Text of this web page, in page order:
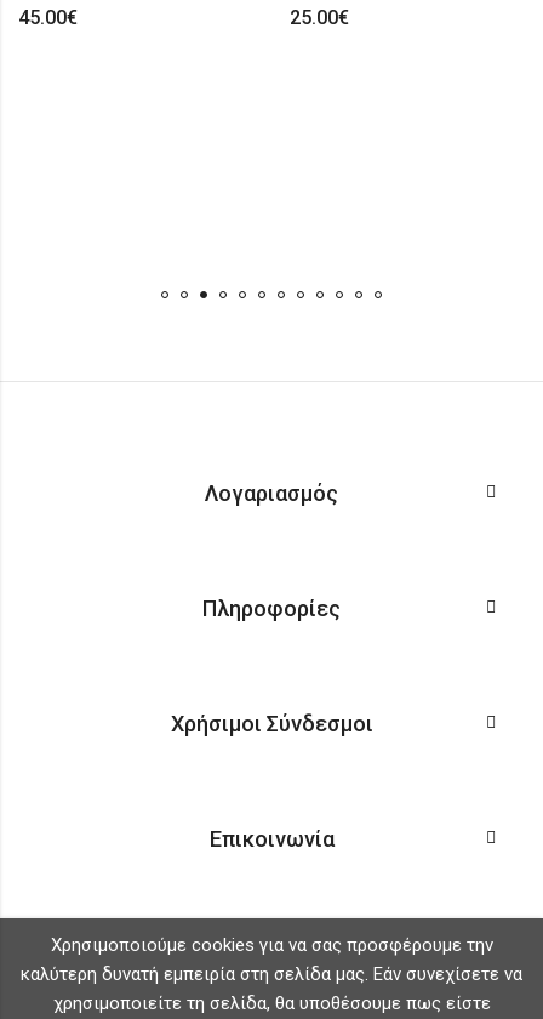
45.00€ 25.00€
Λογαριασμός
Πληροφορίες
Χρήσιμοι Σύνδεσμοι
Επικοινωνία
Χρησιμοποιούμε cookies για να σας προσφέρουμε την
καλύτερη δυνατή εμπειρία στη σελίδα μας. Εάν συνεχίσετε να
χρησιμοποιείτε τη σελίδα, θα υποθέσουμε πως είστε